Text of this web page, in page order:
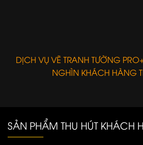
DỊCH VỤ VẼ TRANH TƯỜNG
NGHÌN KHÁCH HÀNG
SẢN PHẨM THU HÚT KHÁCH